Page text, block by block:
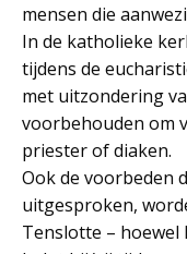
mensen die
In de katholieke
tijdens de
met uitzondering
voorbehouden om
priester of diaken.
Ook de voorbeden
uitgesproken,
Tenslotte – hoewel